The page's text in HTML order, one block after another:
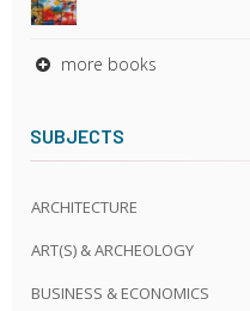
more books
SUBJECTS
ARCHITECTURE
ART(S) & ARCHEOLOGY
BUSINESS & ECONOMICS